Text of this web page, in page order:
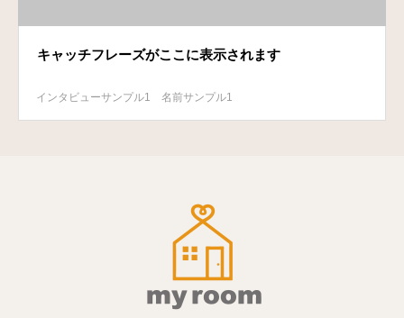
キャッチフレーズがここに表示されます
インタビューサンプル1 名前サンプル1